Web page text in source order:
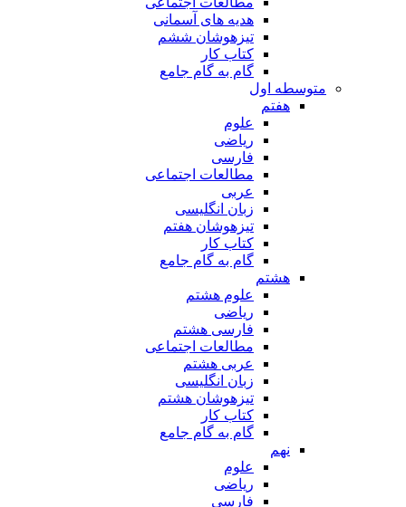
هدیه های آسمانی
تیزهوشان ششم
کتاب کار
گام به گام جامع
متوسطه اول
هفتم
علوم
ریاضی
فارسی
مطالعات اجتماعی
عربی
زبان انگلیسی
تیزهوشان هفتم
کتاب کار
گام به گام جامع
هشتم
علوم هشتم
ریاضی
فارسی هشتم
مطالعات اجتماعی
عربی هشتم
زبان انگلیسی
تیزهوشان هشتم
کتاب کار
گام به گام جامع
نهم
علوم
ریاضی
فارسی